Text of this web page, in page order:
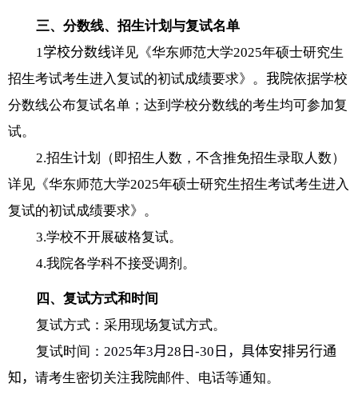
三、分数线、招生计划与复试名单
1学校分数线详见《华东师范大学2025年硕士研究生
招生考试考生进入复试的初试成绩要求》。 我院依据学校
分数线公布复试名单；达到学校分数线的考生均可参加复
试。
2.招生计划（即招生人数，不含推免招生录取人数）
详见《华东师范大学2025年硕士研究生招生考试考生进入
复试的初试成绩要求》。
3.学校不开展破格复试。
4.我院各学科不接受调剂。
四、复试方式和时间
复试方式：采用现场复试方式。
复试时间 ： 2025年3月 28 日 -30 日，具体安排另行通
知， 请考生密切关注我院邮件、电话等通知。